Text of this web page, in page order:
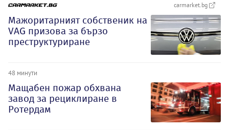
carmarket.bg
Мажоритарният собственик на
VAG призова за бързо
преструктуриране
48 минути
Мащабен пожар обхвана
завод за рециклиране в
Ротердам